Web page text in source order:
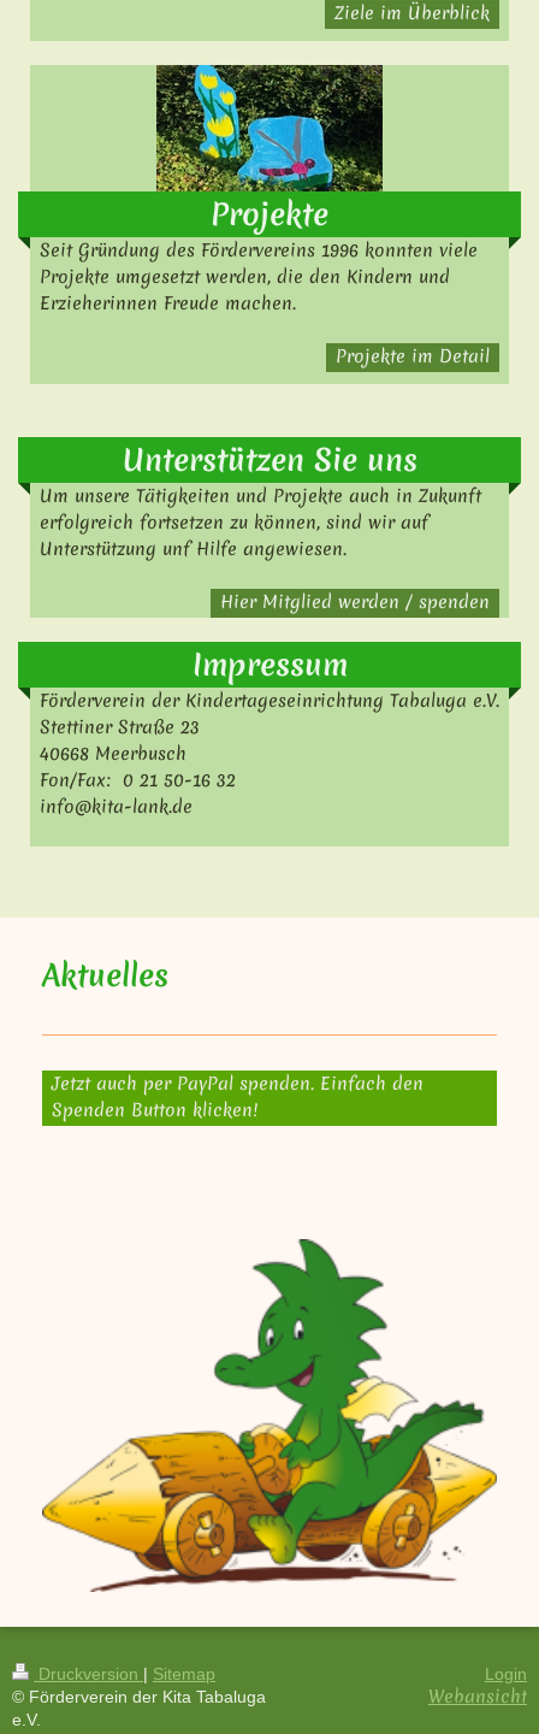
Ziele im Überblick
Projekte
Seit Gründung des Fördervereins 1996 konnten viele
Projekte umgesetzt werden, die den Kindern und
Erzieherinnen Freude machen.
Projekte im Detail
Unterstützen Sie uns
Um unsere Tätigkeiten und Projekte auch in Zukunft
erfolgreich fortsetzen zu können, sind wir auf
Unterstützung unf Hilfe angewiesen.
Hier Mitglied werden / spenden
Impressum
Förderverein der Kindertageseinrichtung Tabaluga e.V.
Stettiner Straße 23
40668 Meerbusch
Fon/Fax: 0 21 50-16 32
info@kita-lank.de
Aktuelles
Jetzt auch per PayPal spenden. Einfach den
Spenden Button klicken!
Druckversion | Sitemap
© Förderverein der Kita Tabaluga
e.V.
Login
Webansicht